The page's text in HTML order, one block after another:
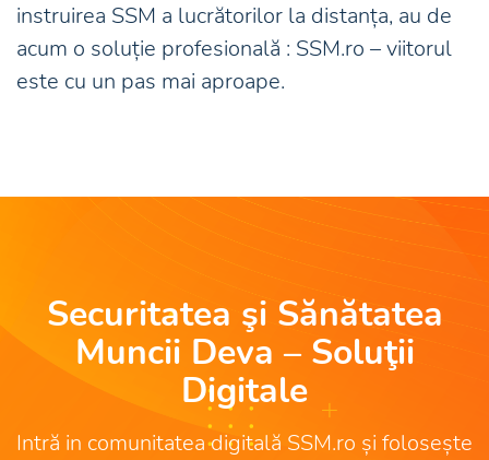
instruirea SSM a lucrătorilor la distanța, au de
acum o soluție profesională : SSM.ro – viitorul
este cu un pas mai aproape.
Securitatea şi Sănătatea
Muncii Deva – Soluţii
Digitale
Intră in comunitatea digitală SSM.ro și folosește